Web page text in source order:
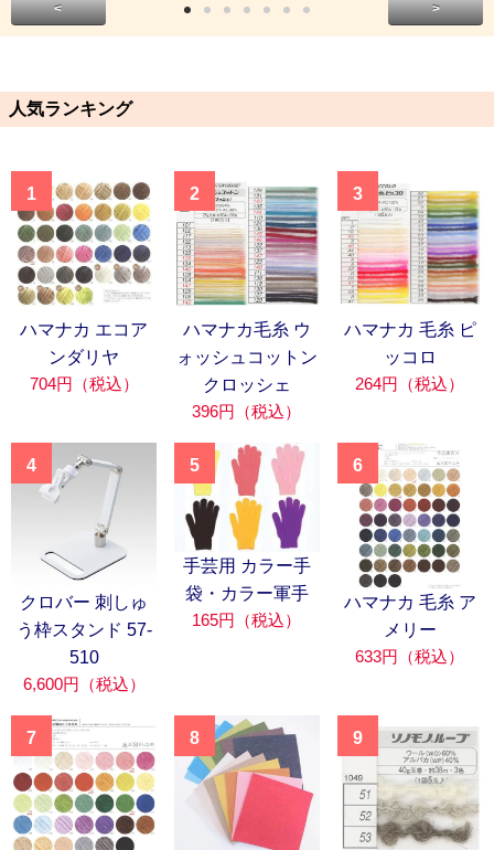
< >
人気ランキング
1
ハマナカ エコア
ンダリヤ
704円（税込）
2
ハマナカ毛糸 ウ
ォッシュコットン
クロッシェ
396円（税込）
3
ハマナカ 毛糸 ピ
ッコロ
264円（税込）
4
クロバー 刺しゅ
う枠スタンド 57-
510
6,600円（税込）
5
手芸用 カラー手
袋・カラー軍手
165円（税込）
6
ハマナカ 毛糸 ア
メリー
633円（税込）
7 8 9